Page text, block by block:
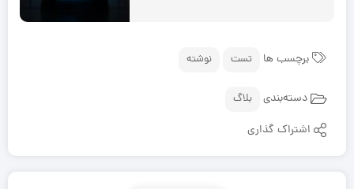
برچسب ها تست نوشته
دسته‌بندی بلاگ
اشتراک گذاری